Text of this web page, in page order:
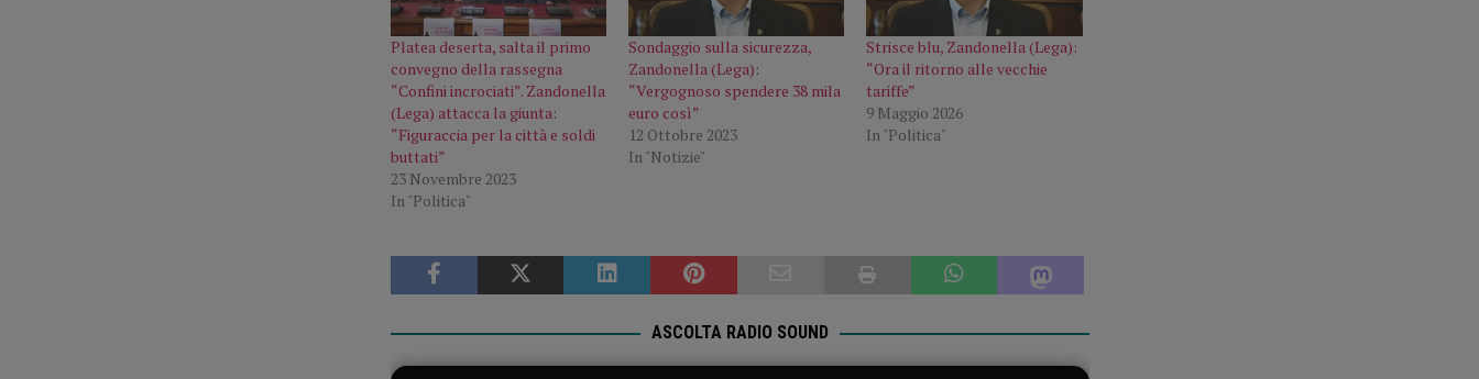
Platea deserta, salta il primo
convegno della rassegna
“Confini incrociati”. Zandonella
(Lega) attacca la giunta:
“Figuraccia per la città e soldi
buttati”
23 Novembre 2023
In "Politica"
Sondaggio sulla sicurezza,
Zandonella (Lega):
“Vergognoso spendere 38 mila
euro così”
12 Ottobre 2023
In "Notizie"
Strisce blu, Zandonella (Lega):
“Ora il ritorno alle vecchie
tariffe”
9 Maggio 2026
In "Politica"
ASCOLTA RADIO SOUND